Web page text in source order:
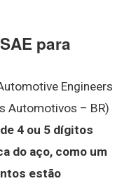
para
Engineers
Automotivos – BR)
4 ou 5 dígitos
do aço, como um
estão